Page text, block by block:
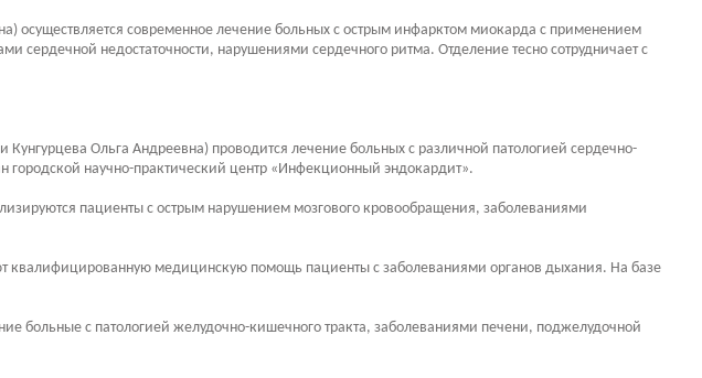
современное лечение больных с острым инфарктом миокарда с применением
недостаточности, нарушениями сердечного ритма. Отделение тесно сотрудничает с
Ольга Андреевна) проводится лечение больных с различной патологией сердечно-
научно-практический центр «Инфекционный эндокардит».
пациенты с острым нарушением мозгового кровообращения, заболеваниями
квалифицированную медицинскую помощь пациенты с заболеваниями органов дыхания. На базе
больные с патологией желудочно-кишечного тракта, заболеваниями печени, поджелудочной